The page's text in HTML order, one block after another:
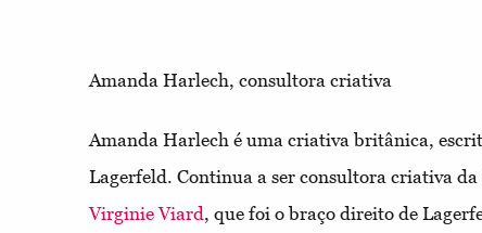
Amanda Harlech, consultora criativa
Amanda Harlech é uma criativa britânica,
Lagerfeld. Continua a ser consultora criativa
Virginie Viard, que foi o braço direito de